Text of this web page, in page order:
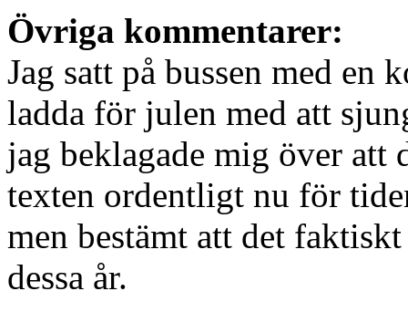
Övriga kommentarer:
Jag satt på bussen med en
ladda för julen med att
jag beklagade mig över att
texten ordentligt nu för
men bestämt att det
dessa år.